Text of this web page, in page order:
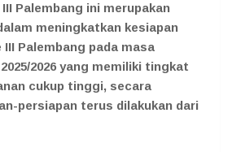
Palembang ini merupakan
meningkatkan kesiapan
Palembang pada masa
2026 yang memiliki tingkat
cukup tinggi, secara
persiapan terus dilakukan dari